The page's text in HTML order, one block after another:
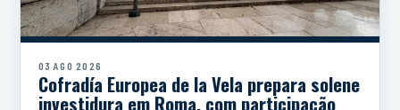
03 AGO 2026
Cofradía Europea de la Vela prepara solene
investidura em Roma, com participação